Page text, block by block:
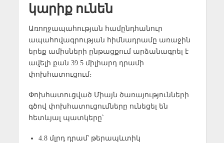
կարիք ունեն
Առողջապահության համընդհանուր
ապահովագրության հիմնադրամը առաջին
երեք ամիսների ընթացքում արձանագրել է
ավելի քան 39.5 միլիարդ դրամի
փոխհատուցում։
Փոխհատուցված Միայն ծառայությունների
գծով փոխհատուցումները ունեցել են
հետևյալ պատկերը՝
4.8 մլրդ դրամ՝ թերապևտիկ